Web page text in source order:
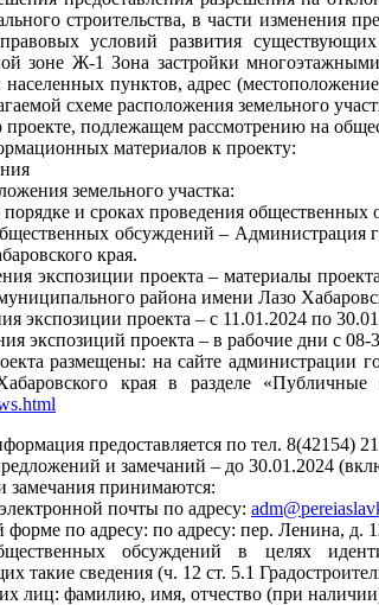
строительства, в части изменения
условий развития
зоне Ж-1 Зона застройки
населенных пунктов, адрес
схеме расположения земельного
подлежащем рассмотрению на
материалов к проекту:
земельного участка:
и сроках проведения общественных
обсуждений – Администрация
края.
экспозиции проекта – материалы
района имени Лазо
экспозиции проекта – с 11.01.2024 по
экспозиций проекта – в рабочие дни с 08-
размещены: на сайте администрации
края в разделе «Публичные
предоставляется по тел. 8(42154)
и замечаний – до 30.01.2024
замечания принимаются:
почты по адресу:
форме по адресу: по адресу: пер. Ленина, д.
обсуждений в целях
такие сведения (ч. 12 ст. 5.1
лиц: фамилию, имя, отчество (при